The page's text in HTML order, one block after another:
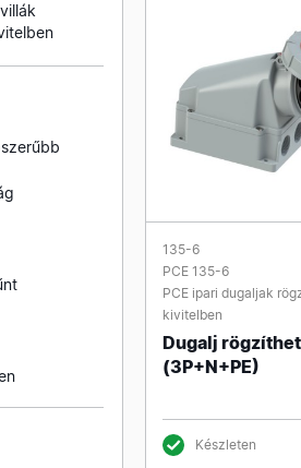
135-6
PCE 135-6
PCE ipari dugaljak
kivitelben
Dugalj
(3P+N+PE)
Készleten